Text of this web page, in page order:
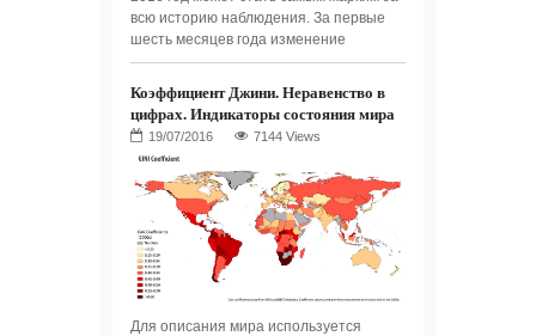
всю историю наблюдения. За первые
шесть месяцев года изменение
Коэффициент Джини. Неравенство в
цифрах. Индикаторы состояния мира
7144 Views
Для описания мира используется